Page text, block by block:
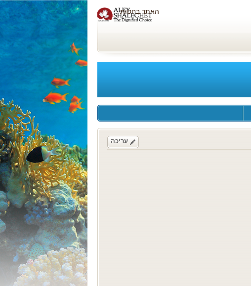
האתר בחסות
עריכה